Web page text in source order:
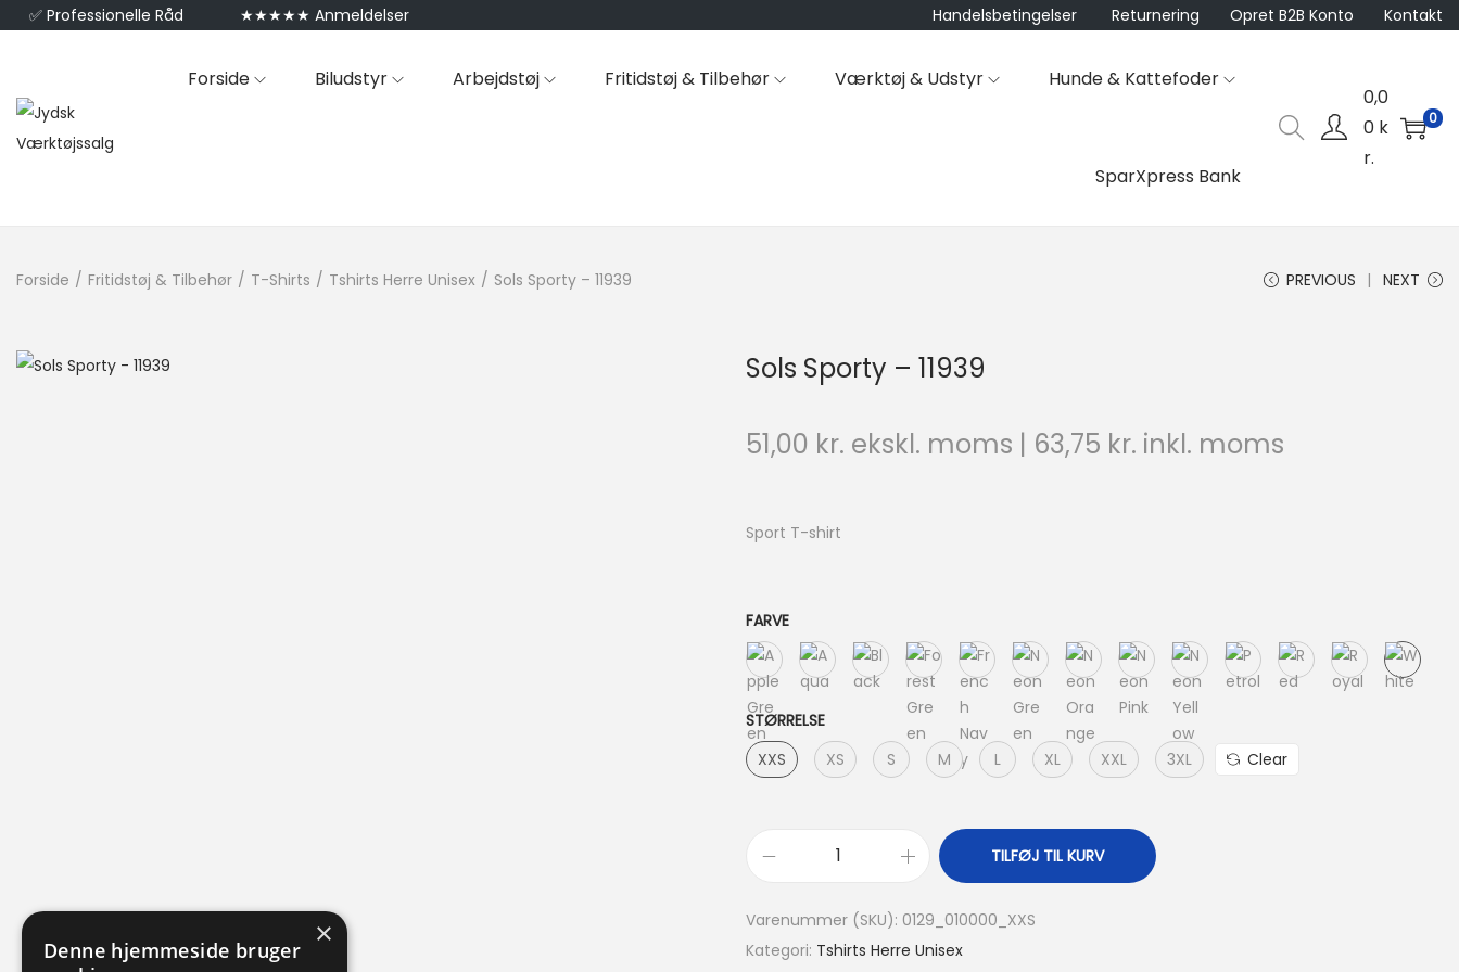
✅ Professionelle Råd ★★★★★ Anmeldelser Handelsbetingelser Returnering Opret B2B Konto Kontakt
Forside Biludstyr Arbejdstøj Fritidstøj & Tilbehør Værktøj & Udstyr Hunde & Kattefoder
SparXpress Bank
0,0
0 k
r.
0
Forside / Fritidstøj & Tilbehør / T-Shirts / Tshirts Herre Unisex / Sols Sporty – 11939 PREVIOUS NEXT
Sols Sporty – 11939
51,00 kr. ekskl. moms | 63,75 kr. inkl. moms
Sport T-shirt
FARVE
STØRRELSE
XXS
XS S M L XL XXL 3XL Clear
TILFØJ TIL KURV
Varenummer (SKU): 0129_010000_XXS
Kategori: Tshirts Herre Unisex
×
Denne hjemmeside bruger